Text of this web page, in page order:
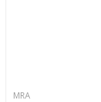
MRA